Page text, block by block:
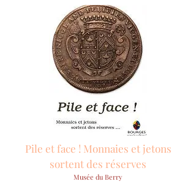
Pile et face ! Monnaies et jetons
sortent des réserves
Musée du Berry